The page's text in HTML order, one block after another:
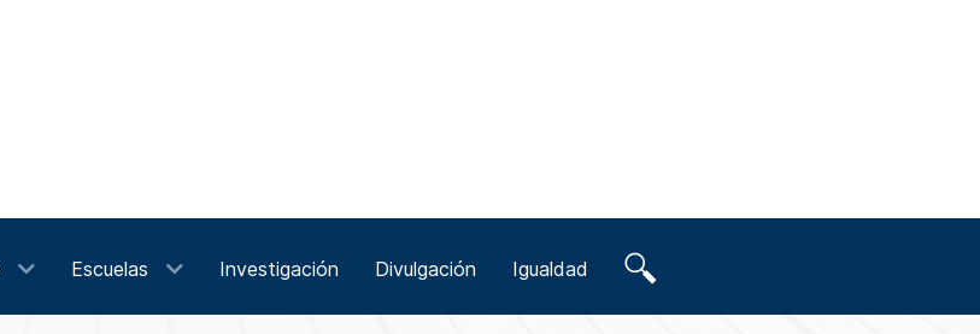
Escuelas Investigación Divulgación Igualdad